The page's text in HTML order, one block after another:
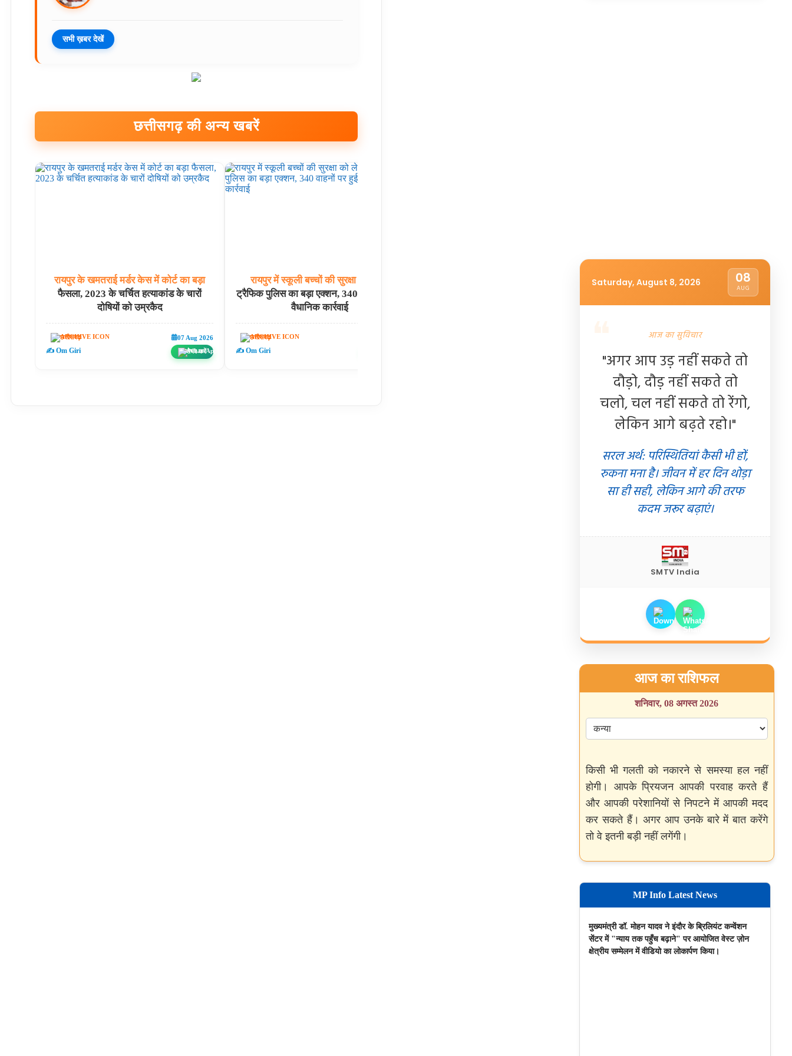
सभी ख़बर देखें
छत्तीसगढ़ की अन्य खबरें
रायपुर के खमतराई मर्डर केस में कोर्ट का बड़ा
फैसला, 2023 के चर्चित हत्याकांड के चारों
दोषियों को उम्रकैद
छत्तीसगढ़ 07 Aug 2026
✍️ Om Giri शेयर करें
रायपुर में स्कूली बच्चों की सुरक्षा
ट्रैफिक पुलिस का बड़ा एक्शन, 340 वाहनों पर हुई
वैधानिक कार्रवाई
छत्तीसगढ़
✍️ Om Giri
धमतरी में एक्शन मोड में कलेक्टर
निर्देश पर स्कूल बसों की चेकिंग, 2 बिना परमिट
बसों पर लगा जुर्माना
छत्तीसगढ़
Saturday, August 8, 2026 08
AUG
आज का सुविचार
"अगर आप उड़ नहीं सकते तो
दौड़ो, दौड़ नहीं सकते तो
चलो, चल नहीं सकते तो रेंगो,
लेकिन आगे बढ़ते रहो।"
सरल अर्थ: परिस्थितियां कैसी भी हों,
रुकना मना है। जीवन में हर दिन थोड़ा
सा ही सही, लेकिन आगे की तरफ
कदम जरूर बढ़ाएं।
SMTV India
आज का राशिफल
शनिवार, 08 अगस्त 2026
किसी भी गलती को नकारने से समस्या हल नहीं
होगी। आपके प्रियजन आपकी परवाह करते हैं
और आपकी परेशानियों से निपटने में आपकी मदद
कर सकते हैं। अगर आप उनके बारे में बात करेंगे
तो वे इतनी बड़ी नहीं लगेंगी।
MP Info Latest News
मुख्यमंत्री डॉ. मोहन यादव ने इंदौर के ब्रिलियंट कन्वेंशन
सेंटर में "न्याय तक पहुँच बढ़ाने" पर आयोजित वेस्ट ज़ोन
क्षेत्रीय सम्मेलन में वीडियो का लोकार्पण किया।